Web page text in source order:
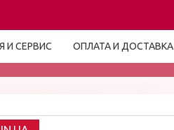
И СЕРВИС ОПЛАТА И ДОСТАВКА